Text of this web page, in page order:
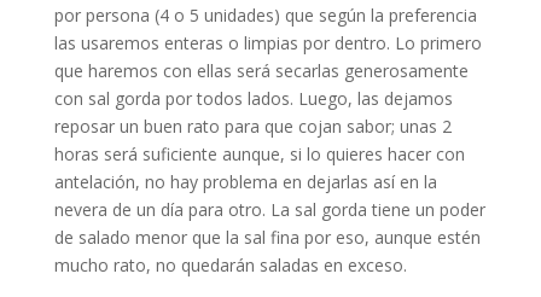
por persona (4 o 5 unidades) que según la preferencia
las usaremos enteras o limpias por dentro. Lo primero
que haremos con ellas será secarlas generosamente
con sal gorda por todos lados. Luego, las dejamos
reposar un buen rato para que cojan sabor; unas 2
horas será suficiente aunque, si lo quieres hacer con
antelación, no hay problema en dejarlas así en la
nevera de un día para otro. La sal gorda tiene un poder
de salado menor que la sal fina por eso, aunque estén
mucho rato, no quedarán saladas en exceso.